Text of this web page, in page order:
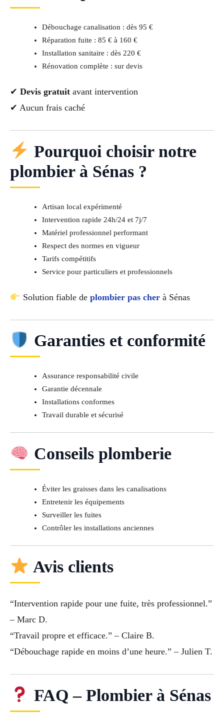
Débouchage canalisation : dès 95 €
Réparation fuite : 85 € à 160 €
Installation sanitaire : dès 220 €
Rénovation complète : sur devis
✔ Devis gratuit avant intervention
✔ Aucun frais caché
Pourquoi choisir notre
plombier à Sénas ?
Artisan local expérimenté
Intervention rapide 24h/24 et 7j/7
Matériel professionnel performant
Respect des normes en vigueur
Tarifs compétitifs
Service pour particuliers et professionnels
Solution fiable de plombier pas cherà Sénas
Garanties et conformité
Assurance responsabilité civile
Garantie décennale
Installations conformes
Travail durable et sécurisé
Conseils plomberie
Éviter les graisses dans les canalisations
Entretenir les équipements
Surveiller les fuites
Contrôler les installations anciennes
Avis clients
“Intervention rapide pour une fuite, très professionnel.”
– Marc D.
“Travail propre et efficace.” – Claire B.
“Débouchage rapide en moins d’une heure.” – Julien T.
FAQ – Plombier à Sénas